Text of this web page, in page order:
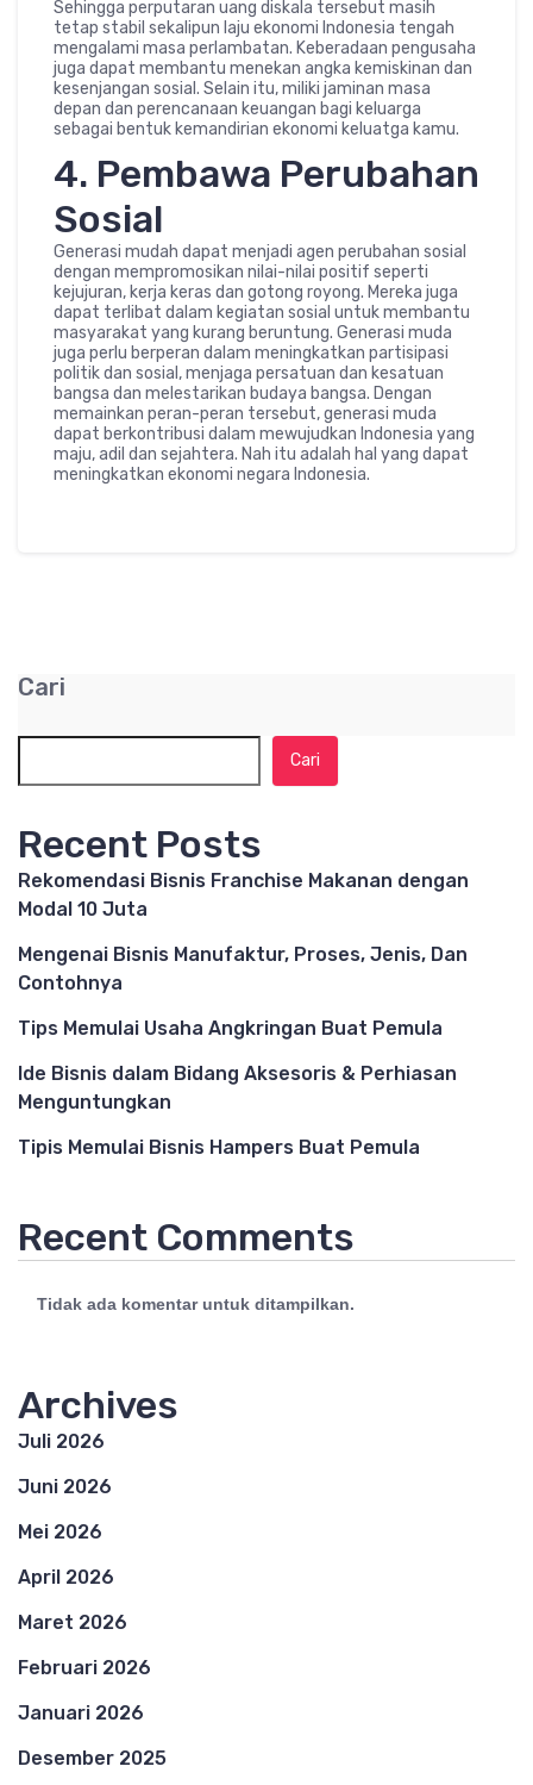
Sehingga perputaran uang diskala tersebut masih
tetap stabil sekalipun laju ekonomi Indonesia tengah
mengalami masa perlambatan. Keberadaan pengusaha
juga dapat membantu menekan angka kemiskinan dan
kesenjangan sosial. Selain itu, miliki jaminan masa
depan dan perencanaan keuangan bagi keluarga
sebagai bentuk kemandirian ekonomi keluatga kamu.
4. Pembawa Perubahan
Sosial
Generasi mudah dapat menjadi agen perubahan sosial
dengan mempromosikan nilai-nilai positif seperti
kejujuran, kerja keras dan gotong royong. Mereka juga
dapat terlibat dalam kegiatan sosial untuk membantu
masyarakat yang kurang beruntung. Generasi muda
juga perlu berperan dalam meningkatkan partisipasi
politik dan sosial, menjaga persatuan dan kesatuan
bangsa dan melestarikan budaya bangsa. Dengan
memainkan peran-peran tersebut, generasi muda
dapat berkontribusi dalam mewujudkan Indonesia yang
maju, adil dan sejahtera. Nah itu adalah hal yang dapat
meningkatkan ekonomi negara Indonesia.
Cari
Cari
Recent Posts
Rekomendasi Bisnis Franchise Makanan dengan
Modal 10 Juta
Mengenai Bisnis Manufaktur, Proses, Jenis, Dan
Contohnya
Tips Memulai Usaha Angkringan Buat Pemula
Ide Bisnis dalam Bidang Aksesoris & Perhiasan
Menguntungkan
Tipis Memulai Bisnis Hampers Buat Pemula
Recent Comments
Tidak ada komentar untuk ditampilkan.
Archives
Juli 2026
Juni 2026
Mei 2026
April 2026
Maret 2026
Februari 2026
Januari 2026
Desember 2025